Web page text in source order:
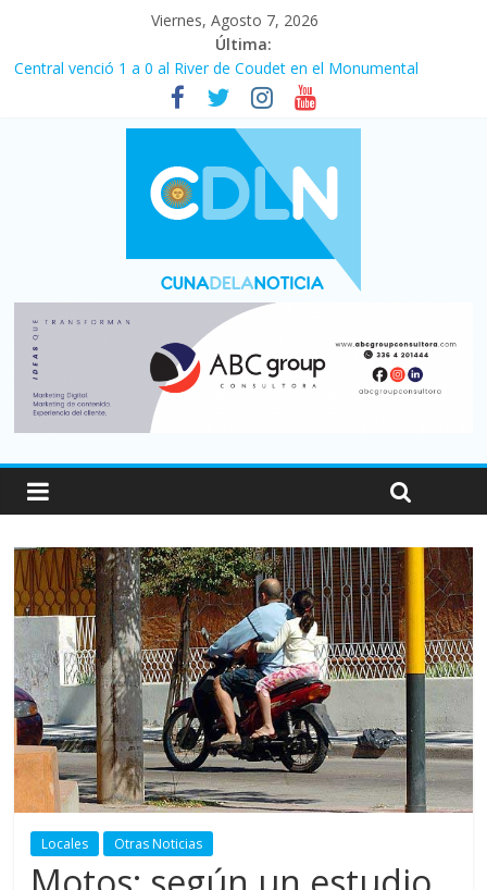
Viernes, Agosto 7, 2026
Última:
Central venció 1 a 0 al River de Coudet en el Monumental
La morosidad alcanzó su nivel más alto en dos décadas y ya
afecta a 400 mil deudores en Santa Fe
Desde que asumió Milei cerraron 41.000 kioscos: el sector
denuncia crisis como en 2001
Vacaciones de invierno con más movimiento y consumo
turístico: 4,6 millones de personas viajaron por el país, un 5,9%
Fuerte caída de la venta de autos usados en julio: bajó un 12,6%
Locales Otras Noticias